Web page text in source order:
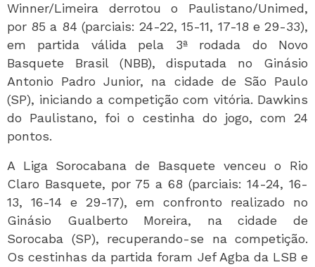
Winner/Limeira derrotou o Paulistano/Unimed,
por 85 a 84 (parciais: 24-22, 15-11, 17-18 e 29-33),
em partida válida pela 3ª rodada do Novo
Basquete Brasil (NBB), disputada no Ginásio
Antonio Padro Junior, na cidade de São Paulo
(SP), iniciando a competição com vitória. Dawkins
do Paulistano, foi o cestinha do jogo, com 24
pontos.
A Liga Sorocabana de Basquete venceu o Rio
Claro Basquete, por 75 a 68 (parciais: 14-24, 16-
13, 16-14 e 29-17), em confronto realizado no
Ginásio Gualberto Moreira, na cidade de
Sorocaba (SP), recuperando-se na competição.
Os cestinhas da partida foram Jef Agba da LSB e